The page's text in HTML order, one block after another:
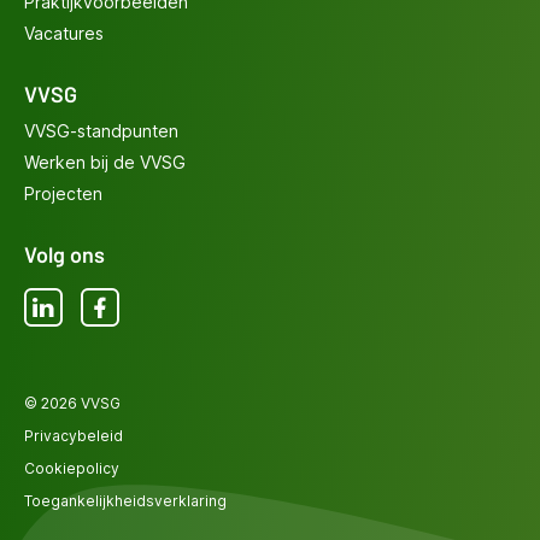
Vacatures
VVSG
VVSG-standpunten
Werken bij de VVSG
Projecten
Volg ons
LinkedInFacebook
© 2026 VVSG
Privacybeleid
Cookiepolicy
Toegankelijkheidsverklaring